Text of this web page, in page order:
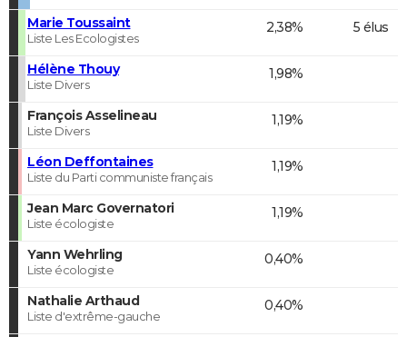
Marie Toussaint
Liste Les Ecologistes
2,38% 5 élus
Hélène Thouy
Liste Divers
1,98%
François Asselineau
Liste Divers
1,19%
Léon Deffontaines
Liste du Parti communiste français
1,19%
Jean Marc Governatori
Liste écologiste
1,19%
Yann Wehrling
Liste écologiste
0,40%
Nathalie Arthaud
Liste d'extrême-gauche
0,40%